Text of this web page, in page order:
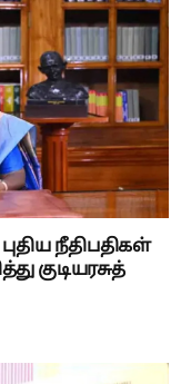
நீதிபதிகள்
குடியரசுத்